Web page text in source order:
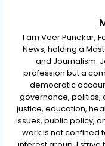
I am Veer Punekar,
News, holding a
and Journalism.
profession but a
democratic
governance, politics,
justice, education,
issues, public policy,
work is not confined